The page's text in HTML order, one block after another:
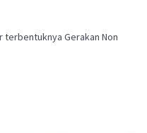
Gerakan Non